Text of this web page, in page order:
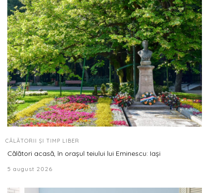
CĂLĂTORII ȘI TIMP LIBER
Călători acasă, în orașul teiului lui Eminescu: Iași
5 august 2026